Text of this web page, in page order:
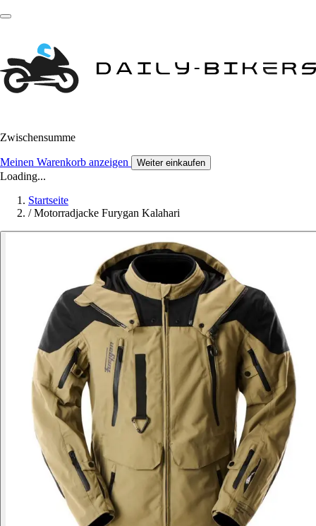
Zwischensumme
Meinen Warenkorb anzeigen Weiter einkaufen
Loading...
Startseite
/ Motorradjacke Furygan Kalahari